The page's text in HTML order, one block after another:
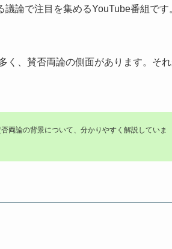
論で注目を集めるYouTube番組で
く、賛否両論の側面があります。そ
両論の背景について、分かりやすく解説していま